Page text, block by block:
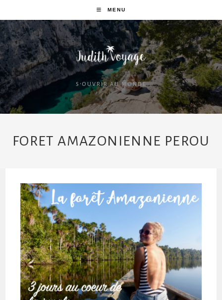
MENU
S'OUVRIR AU MONDE
FORET AMAZONIENNE PEROU